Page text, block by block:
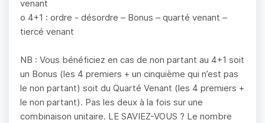
venant
o 4+1 : ordre - désordre – Bonus – quarté venant –
tiercé venant
NB : Vous bénéficiez en cas de non partant au 4+1 soit
un Bonus (les 4 premiers + un cinquième qui n’est pas
le non partant) soit du Quarté Venant (les 4 premiers +
le non partant). Pas les deux à la fois sur une
combinaison unitaire. LE SAVIEZ-VOUS ? Le nombre